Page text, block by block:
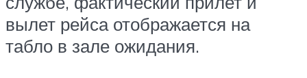
вылет рейса отображается на
табло в зале ожидания.